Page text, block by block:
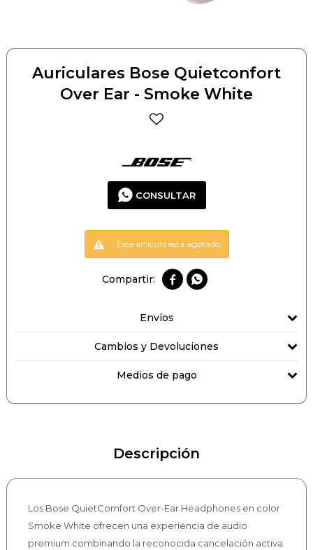
Auriculares Bose Quietconfort
Over Ear - Smoke White
CONSULTAR
Este artículo está agotado.
 
Envíos
Cambios y Devoluciones
Medios de pago
Descripción
Los Bose QuietComfort Over-Ear Headphones en color
Smoke White ofrecen una experiencia de audio
premium combinando la reconocida cancelación activa